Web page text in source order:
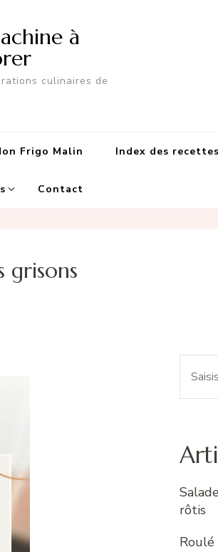
à
culinaires de
Frigo Malin Index des recettes
Contact
grisons
rôtis